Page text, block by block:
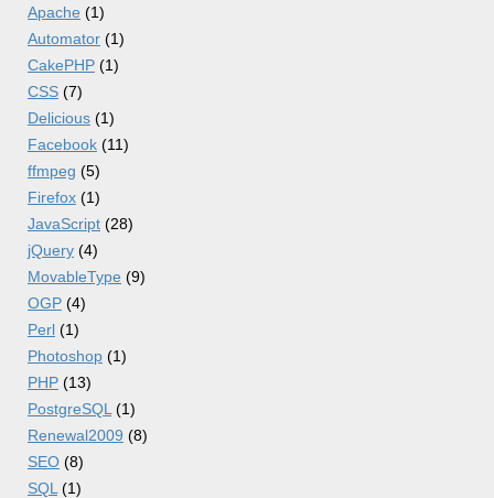
Apache (1)
Automator (1)
CakePHP (1)
CSS (7)
Delicious (1)
Facebook (11)
ffmpeg (5)
Firefox (1)
JavaScript (28)
jQuery (4)
MovableType (9)
OGP (4)
Perl (1)
Photoshop (1)
PHP (13)
PostgreSQL (1)
Renewal2009 (8)
SEO (8)
SQL (1)